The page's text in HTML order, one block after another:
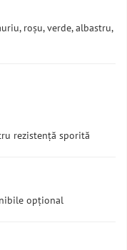
roșu, verde, albastru,
rezistență sporită
opțional